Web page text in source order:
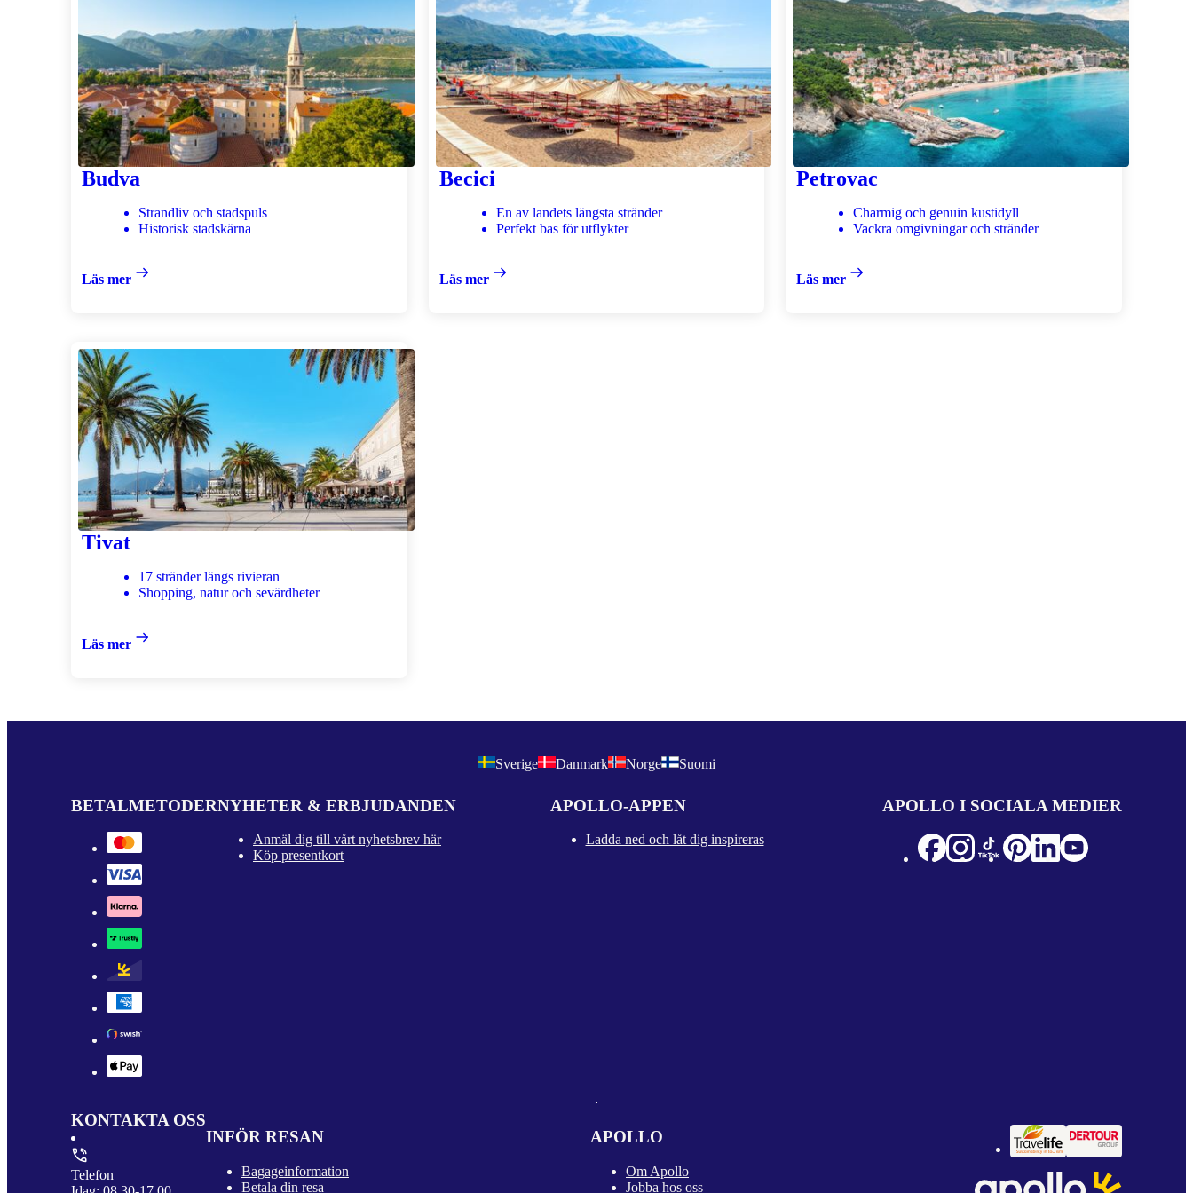
Budva
Strandliv och stadspuls
Historisk stadskärna
Läs mer
Becici
En av landets längsta stränder
Perfekt bas för utflykter
Läs mer
Petrovac
Charmig och genuin kustidyll
Vackra omgivningar och stränder
Läs mer
Tivat
17 stränder längs rivieran
Shopping, natur och sevärdheter
Läs mer
Sverige Danmark Norge Suomi
BETALMETODERNYHETER & ERBJUDANDEN
Anmäl dig till vårt nyhetsbrev här
Köp presentkort
APOLLO-APPEN
Ladda ned och låt dig inspireras
APOLLO I SOCIALA MEDIER
KONTAKTA OSS
Telefon
INFÖR RESAN
Bagageinformation
Betala din resa
APOLLO
Om Apollo
Jobba hos oss